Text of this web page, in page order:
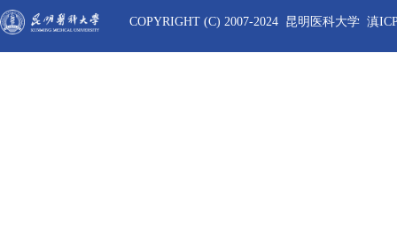
COPYRIGHT (C) 2007-2024 昆明医科大学 滇